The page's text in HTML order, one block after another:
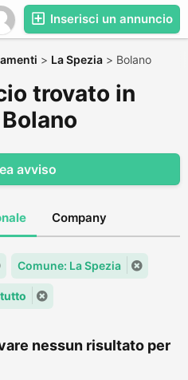
Inserisci un annuncio
> La Spezia > Bolano
trovato in
avviso
Company
Comune: La Spezia
nessun risultato per